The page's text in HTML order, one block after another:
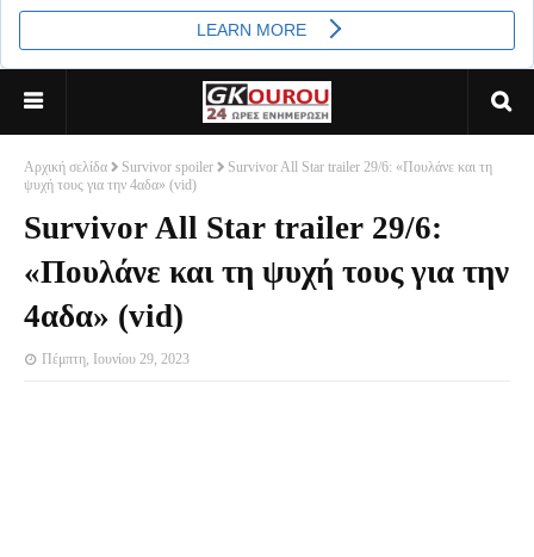
Αρχική σελίδα Survivor spoiler
Survivor All Star trailer 29/6: «Πουλάνε και τη
ψυχή τους για την 4αδα» (vid)
Survivor All Star trailer 29/6:
«Πουλάνε και τη ψυχή τους για την
4αδα» (vid)
Πέμπτη, Ιουνίου 29, 2023